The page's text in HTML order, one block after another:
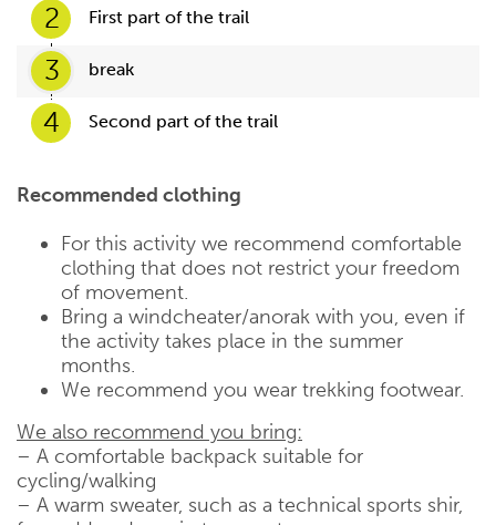
2 First part of the trail
3 break
4 Second part of the trail
Recommended clothing
For this activity we recommend comfortable
clothing that does not restrict your freedom
of movement.
Bring a windcheater/anorak with you, even if
the activity takes place in the summer
months.
We recommend you wear trekking footwear.
We also recommend you bring:
– A comfortable backpack suitable for
cycling/walking
– A warm sweater, such as a technical sports shir,